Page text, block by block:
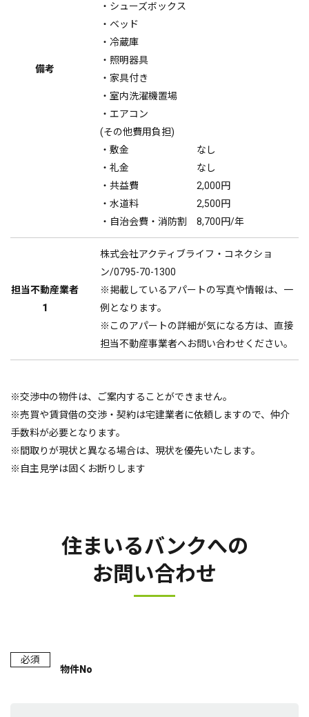
備考
・シューズボックス
・ベッド
・冷蔵庫
・照明器具
・家具付き
・室内洗濯機置場
・エアコン
(その他費用負担)
・敷金 なし
・礼金 なし
・共益費 2,000円
・水道料 2,500円
・自治会費・消防割 8,700円/年
担当不動産業者
1
株式会社アクティブライフ・コネクショ
ン/0795-70-1300
※掲載しているアパートの写真や情報は、一
例となります。
※このアパートの詳細が気になる方は、直接
担当不動産事業者へお問い合わせください。
※交渉中の物件は、ご案内することができません。
※売買や賃貸借の交渉・契約は宅建業者に依頼しますので、仲介
手数料が必要となります。
※間取りが現状と異なる場合は、現状を優先いたします。
※自主見学は固くお断りします
住まいるバンクへの
お問い合わせ
必須
物件No